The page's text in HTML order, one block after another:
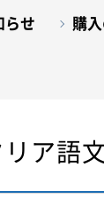
らせ 購
ア語